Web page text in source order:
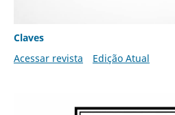
Claves
Acessar revista
Edição Atual